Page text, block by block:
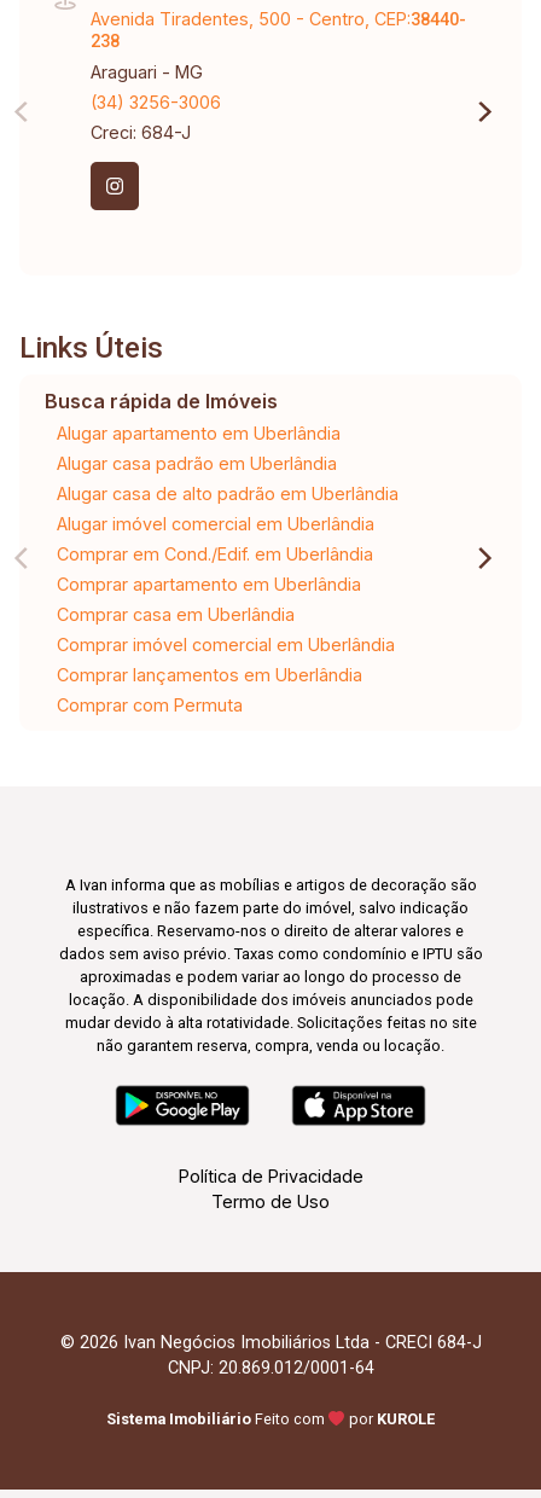
Avenida Tiradentes, 500 - Centro, CEP:38440-
238
Araguari - MG
(34) 3256-3006
Creci: 684-J
Links Úteis
Busca rápida de Imóveis
Alugar apartamento em Uberlândia
Alugar casa padrão em Uberlândia
Alugar casa de alto padrão em Uberlândia
Alugar imóvel comercial em Uberlândia
Comprar em Cond./Edif. em Uberlândia
Comprar apartamento em Uberlândia
Comprar casa em Uberlândia
Comprar imóvel comercial em Uberlândia
Comprar lançamentos em Uberlândia
Comprar com Permuta
A Ivan informa que as mobílias e artigos de decoração são
ilustrativos e não fazem parte do imóvel, salvo indicação
específica. Reservamo-nos o direito de alterar valores e
dados sem aviso prévio. Taxas como condomínio e IPTU são
aproximadas e podem variar ao longo do processo de
locação. A disponibilidade dos imóveis anunciados pode
mudar devido à alta rotatividade. Solicitações feitas no site
não garantem reserva, compra, venda ou locação.
Política de Privacidade
Termo de Uso
© 2026 Ivan Negócios Imobiliários Ltda - CRECI 684-J
CNPJ: 20.869.012/0001-64
Sistema Imobiliário Feito com por KUROLE